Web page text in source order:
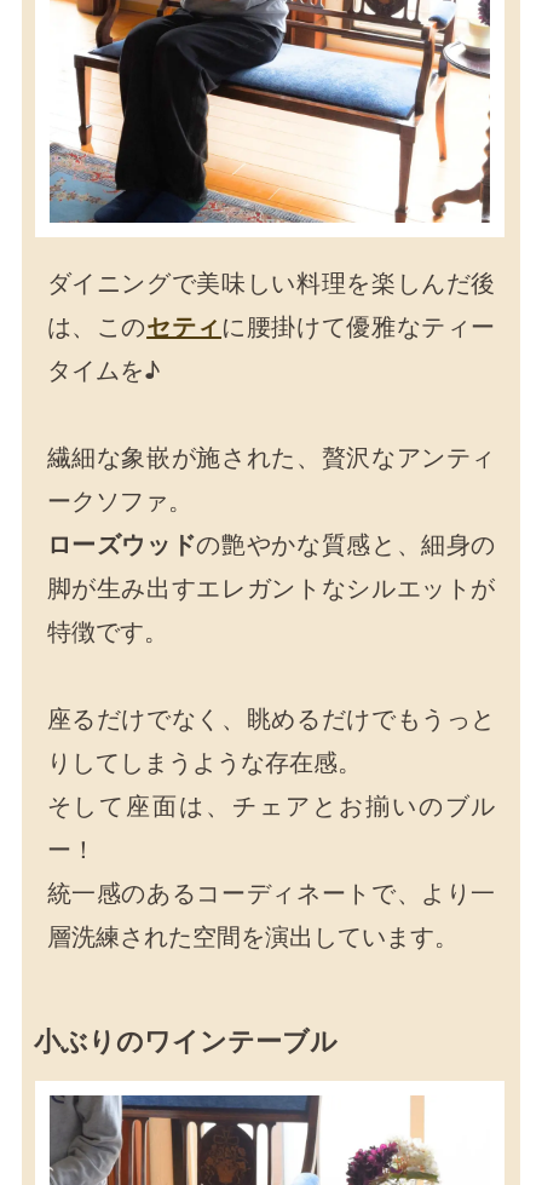
ダイニングで美味しい料理を楽しんだ後
は、このセティ に腰掛けて優雅なティー
タイムを♪
繊細な象嵌が施された、贅沢なアンティ
ークソファ。
ローズウッドの艶やかな質感と、細身の
脚が生み出すエレガントなシルエットが
特徴です。
座るだけでなく、眺めるだけでもうっと
りしてしまうような存在感。
そして座面は、チェアとお揃いのブル
ー！
統一感のあるコーディネートで、より一
層洗練された空間を演出しています。
小ぶりのワインテーブル